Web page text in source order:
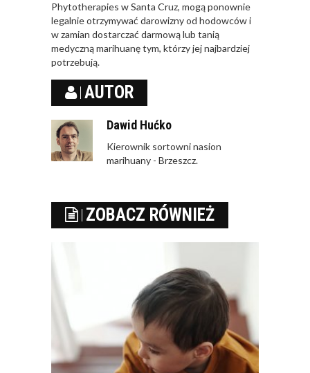
Phytotherapies w Santa Cruz, mogą ponownie
legalnie otrzymywać darowizny od hodowców i
w zamian dostarczać darmową lub tanią
medyczną marihuanę tym, którzy jej najbardziej
potrzebują.
AUTOR
Dawid Hućko
Kierownik sortowni nasion
marihuany - Brzeszcz.
ZOBACZ RÓWNIEŻ